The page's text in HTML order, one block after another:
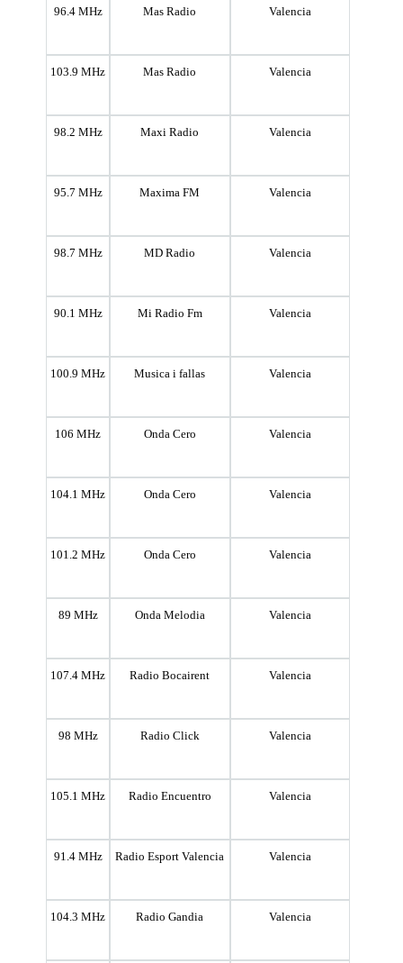
96.4 MHz Mas Radio Valencia
103.9 MHz Mas Radio Valencia
98.2 MHz Maxi Radio Valencia
95.7 MHz Maxima FM Valencia
98.7 MHz MD Radio Valencia
90.1 MHz Mi Radio Fm Valencia
100.9 MHz Musica i fallas Valencia
106 MHz Onda Cero Valencia
104.1 MHz Onda Cero Valencia
101.2 MHz Onda Cero Valencia
89 MHz Onda Melodia Valencia
107.4 MHz Radio Bocairent Valencia
98 MHz Radio Click Valencia
105.1 MHz Radio Encuentro Valencia
91.4 MHz Radio Esport Valencia Valencia
104.3 MHz Radio Gandia Valencia